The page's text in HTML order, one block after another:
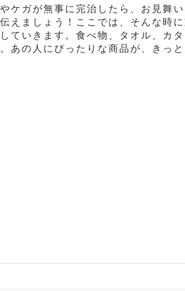
ケガが無事に完治したら、お見舞
えましょう！ここでは、そんな時
ていきます。食べ物、タオル、カ
あの人にぴったりな商品が、きっと